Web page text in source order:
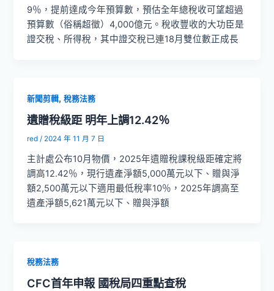
9％，提前達成今年預算數，預估全年總稅收可望超過
預算數（俗稱超徵）4,000億元。稅收豐收的大功臣是
證交稅、所得稅，其中證交稅已連18月雙位數正成長
新聞剪輯,稅務法務
遺贈稅級距 明年上調12.42％
red / 2024 年 11 月 7 日
主計處公布10月物價，2025年遺贈稅課稅級距確定將
調高12.42％，現行遺產淨額5,000萬元以下、贈與淨
額2,500萬元以下適用最低稅率10％，2025年調高至
遺產淨額5,621萬元以下、贈與淨額
稅務法務
CFC首年申報 國稅局四重點查稅